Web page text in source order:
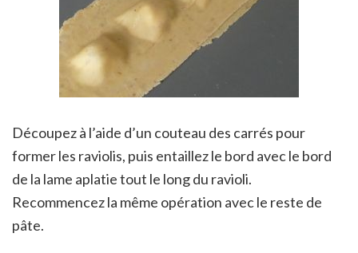
Découpez à l’aide d’un couteau des carrés pour
former les raviolis, puis entaillez le bord avec le bord
de la lame aplatie tout le long du ravioli.
Recommencez la même opération avec le reste de
pâte.